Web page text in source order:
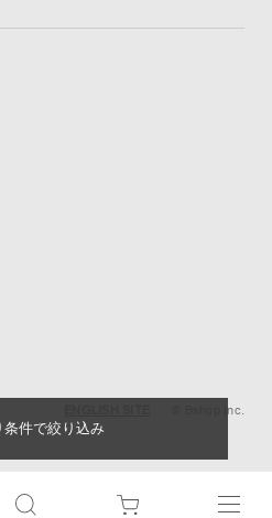
条件で絞り込み
© Bshop Inc.